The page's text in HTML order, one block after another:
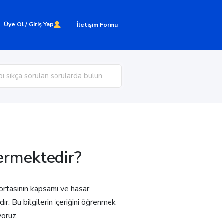
Üye Ol / Giriş Yap İletişim Formu
kapsamı ve hasar
Bu bilgilerin içeriğini öğrenmek